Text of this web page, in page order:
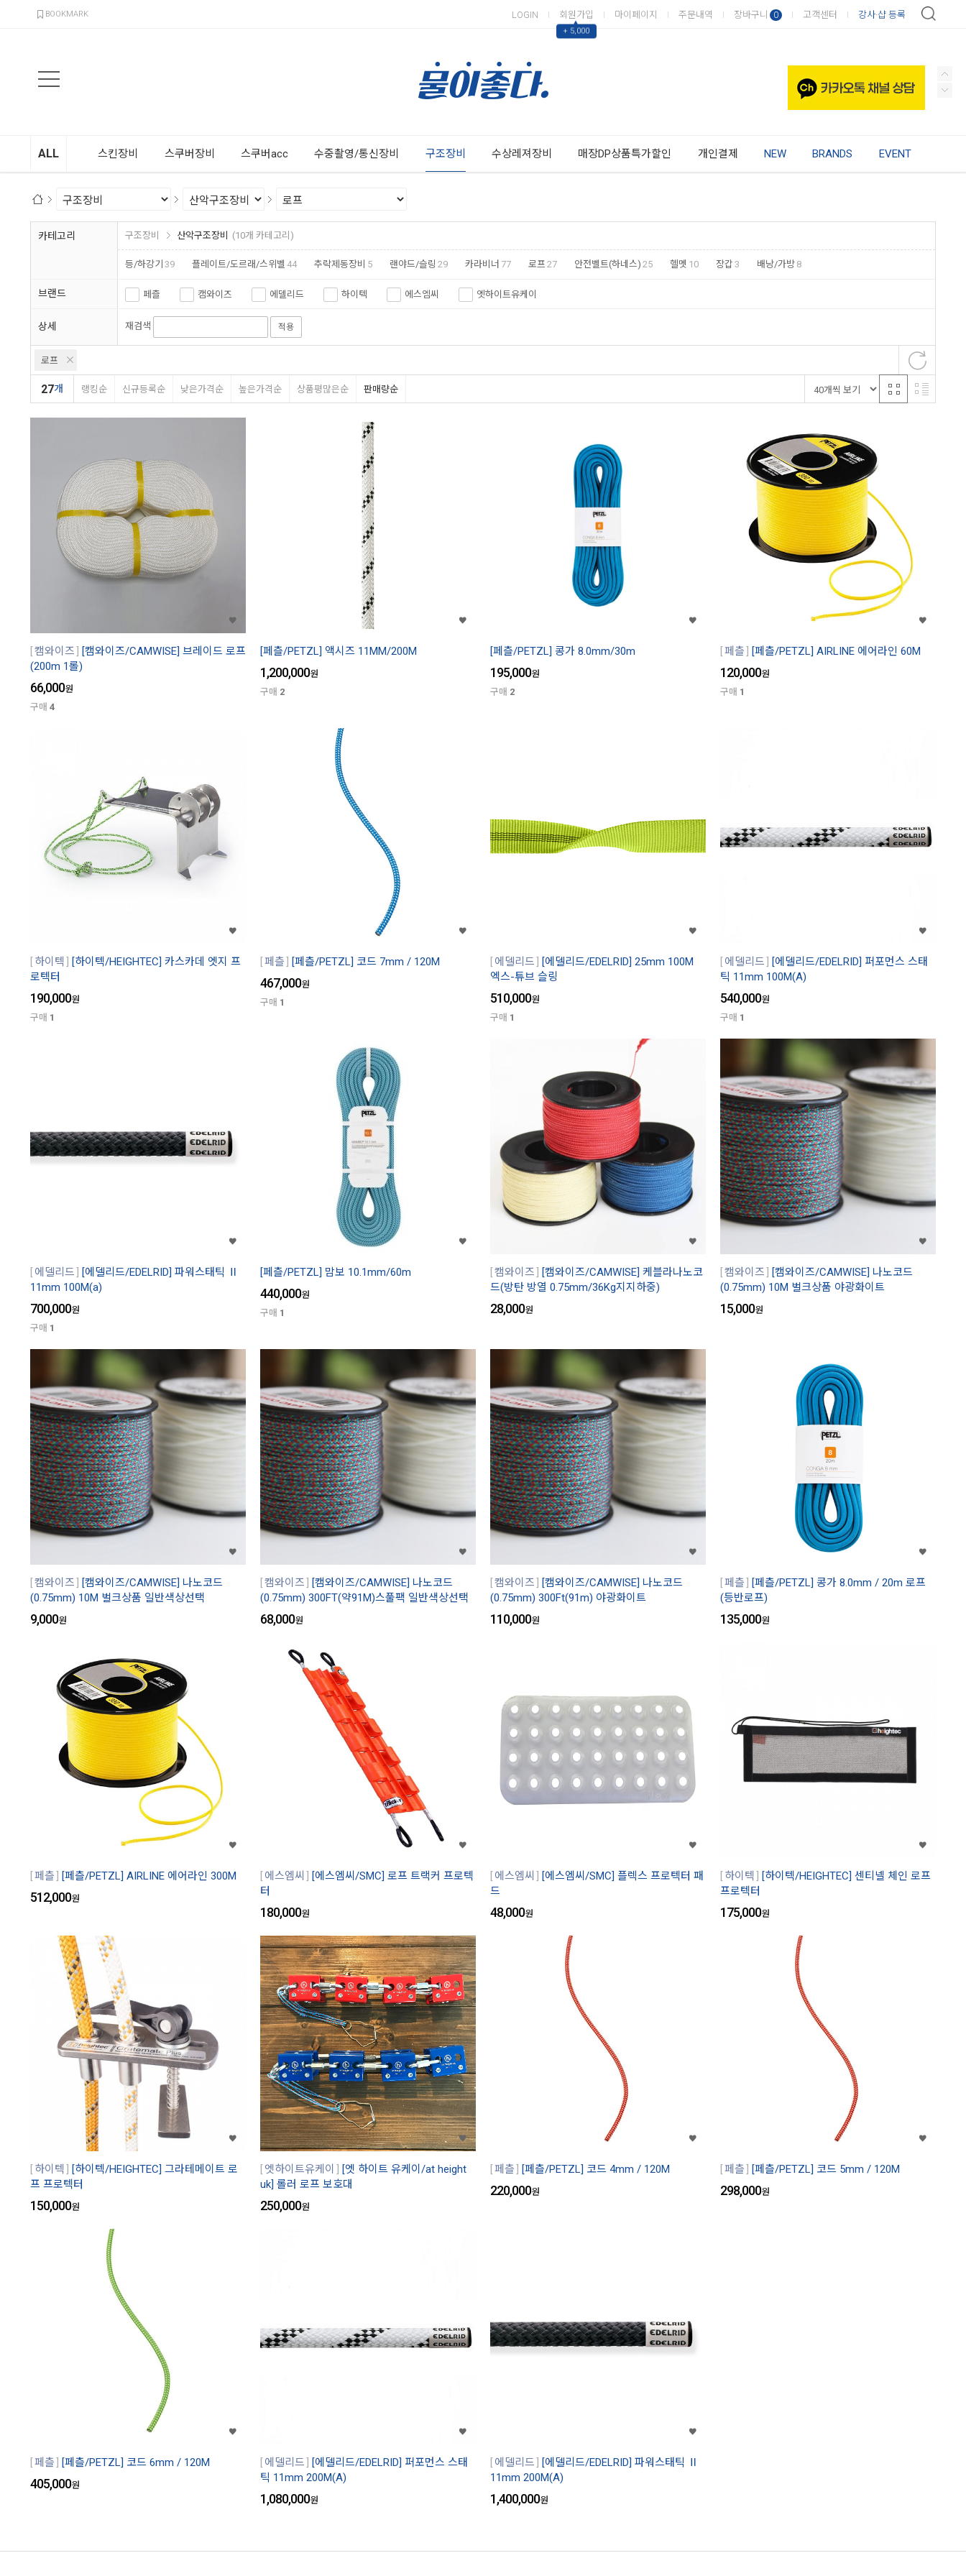
BOOKMARK LOGIN 회원가입
▲
+ 5,000
마이페이지 주문내역 장바구니 0 고객센터 강사·샵 등록
ALL 스킨장비 스쿠버장비 스쿠버acc 수중촬영/통신장비 구조장비 수상레져장비 매장DP상품특가할인 개인결제 NEW BRANDS EVENT
카테고리 구조장비 산악구조장비 (10개 카테고리)
등/하강기 39 플레이트/도르래/스위벨 44 추락제동장비 5 랜야드/슬링 29 카라비너 77 로프 27 안전벨트(하네스) 25 헬멧 10 장갑 3 배낭/가방 8
브랜드 페츨 캠와이즈 에델리드 하이텍 에스엠씨 엣하이트유케이
상세 재검색 적용
로프
27개 랭킹순 신규등록순 낮은가격순 높은가격순 상품평많은순 판매량순
캠와이즈
[캠와이즈/CAMWISE] 브레이드 로프
(200m 1롤)
66,000원
구매 4
[페츨/PETZL] 액시즈 11MM/200M
1,200,000원
구매 2
[페츨/PETZL] 콩가 8.0mm/30m
195,000원
구매 2
페츨 [페츨/PETZL] AIRLINE 에어라인 60M
120,000원
구매 1
하이텍
[하이텍/HEIGHTEC] 카스카데 엣지 프
로텍터
190,000원
구매 1
페츨 [페츨/PETZL] 코드 7mm / 120M
467,000원
구매 1
에델리드
[에델리드/EDELRID] 25mm 100M
엑스-튜브 슬링
510,000원
구매 1
에델리드
[에델리드/EDELRID] 퍼포먼스 스태
틱 11mm 100M(A)
540,000원
구매 1
에델리드
[에델리드/EDELRID] 파워스태틱 Ⅱ
11mm 100M(a)
700,000원
구매 1
[페츨/PETZL] 맘보 10.1mm/60m
440,000원
구매 1
캠와이즈
[캠와이즈/CAMWISE] 케블라나노코
드(방탄 방열 0.75mm/36Kg지지하중)
28,000원
캠와이즈
[캠와이즈/CAMWISE] 나노코드
(0.75mm) 10M 벌크상품 야광화이트
15,000원
캠와이즈
[캠와이즈/CAMWISE] 나노코드
(0.75mm) 10M 벌크상품 일반색상선택
9,000원
캠와이즈
[캠와이즈/CAMWISE] 나노코드
(0.75mm) 300FT(약91M)스풀팩 일반색상선택
68,000원
캠와이즈
[캠와이즈/CAMWISE] 나노코드
(0.75mm) 300Ft(91m) 야광화이트
110,000원
페츨
[페츨/PETZL] 콩가 8.0mm / 20m 로프
(등반로프)
135,000원
페츨 [페츨/PETZL] AIRLINE 에어라인 300M
512,000원
에스엠씨
[에스엠씨/SMC] 로프 트랙커 프로텍
터
180,000원
에스엠씨
[에스엠씨/SMC] 플렉스 프로텍터 패
드
48,000원
하이텍
[하이텍/HEIGHTEC] 센티넬 체인 로프
프로텍터
175,000원
하이텍
[하이텍/HEIGHTEC] 그라테메이트 로
프 프로텍터
150,000원
엣하이트유케이
[엣 하이트 유케이/at height
uk] 롤러 로프 보호대
250,000원
페츨 [페츨/PETZL] 코드 4mm / 120M
220,000원
페츨 [페츨/PETZL] 코드 5mm / 120M
298,000원
페츨 [페츨/PETZL] 코드 6mm / 120M
405,000원
에델리드
[에델리드/EDELRID] 퍼포먼스 스태
틱 11mm 200M(A)
1,080,000원
에델리드
[에델리드/EDELRID] 파워스태틱 Ⅱ
11mm 200M(A)
1,400,000원